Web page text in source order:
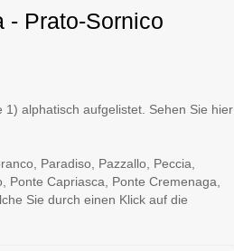
- Prato-Sornico
alphatisch aufgelistet. Sehen Sie hier
Paradiso, Pazzallo, Peccia,
Ponte Capriasca, Ponte Cremenaga,
Sie durch einen Klick auf die